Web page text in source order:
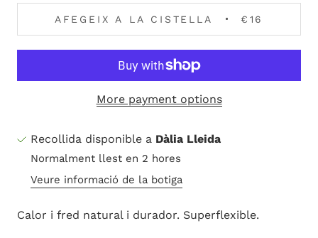
AFEGEIX A LA CISTELLA €16
More payment options
Recollida disponible a Dàlia Lleida
Normalment llest en 2 hores
Veure informació de la botiga
Calor i fred natural i durador. Superflexible.